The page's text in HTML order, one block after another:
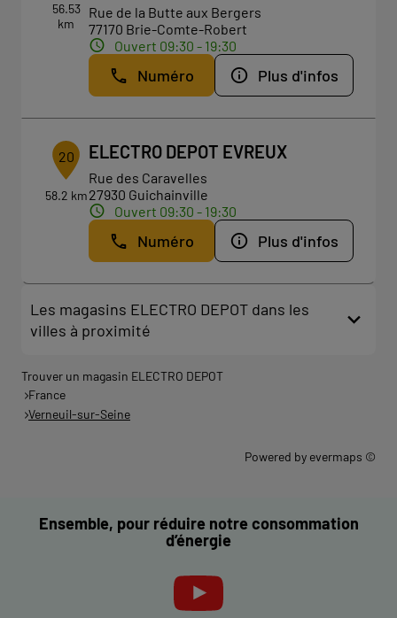
56.53
km
Rue de la Butte aux Bergers
77170 Brie-Comte-Robert
Ouvert 09:30 - 19:30
Numéro Plus d'infos
20
58.2 km
ELECTRO DEPOT EVREUX
Rue des Caravelles
27930 Guichainville
Ouvert 09:30 - 19:30
Numéro Plus d'infos
Les magasins ELECTRO DEPOT dans les
villes à proximité
Trouver un magasin ELECTRO DEPOT
France
Verneuil-sur-Seine
Powered by evermaps ©
Ensemble, pour réduire notre consommation
d’énergie